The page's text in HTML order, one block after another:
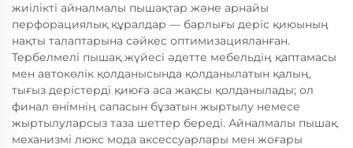
жиілікті айналмалы пышақтар және арнайы
перфорациялық құралдар — барлығы деріс қиюының
нақты талаптарына сәйкес оптимизацияланған.
Тербелмелі пышақ жүйесі әдетте мебельдің қаптамасы
мен автокөлік қолданысында қолданылатын қалың,
тығыз дерістерді қиюға аса жақсы қолданылады; ол
финал өнімнің сапасын бұзатын жыртылу немесе
жыртылуларсыз таза шеттер береді. Айналмалы пышақ
механизмі люкс мода аксессуарлары мен жоғары